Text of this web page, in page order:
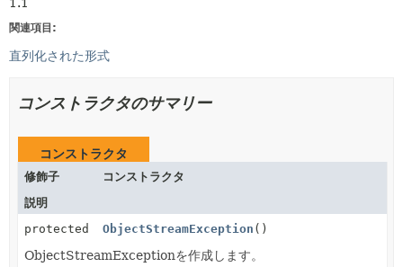
関連項目:
直列化された形式
コンストラクタのサマリー
コンストラクタ
修飾子
コンストラクタ
説明
protected
ObjectStreamException ()
ObjectStreamExceptionを作成します。